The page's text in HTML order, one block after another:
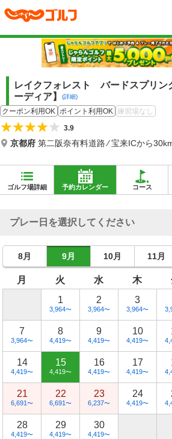
レイクフォレスト バードスプリン
ーディア】
(詳細)
クーポン利用OK ポイント利用OK 練習場なし
3.9
京都府 第二阪奈有料道路 ⁄ 宝来ICから
ゴルフ場詳細 予約カレンダー コース
プレー日を選択してください
8月 9月 10月 11月
月 火 水 木
1
3,964〜
2
3,964〜
3
3,964〜
7
3,964〜
8
4,419〜
9
4,419〜
10
4,419〜
14
4,419〜
15
4,419〜
16
4,419〜
17
4,419〜
21
6,691〜
22
6,691〜
23
6,237〜
24
4,419〜
28
4,419〜
29
4,419〜
30
4,419〜